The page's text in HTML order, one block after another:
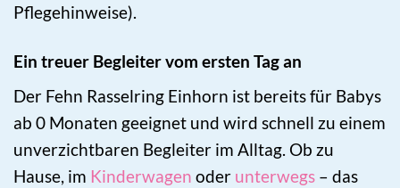
Pflegehinweise).
Ein treuer Begleiter vom ersten Tag an
Der Fehn Rasselring Einhorn ist bereits für Babys
ab 0 Monaten geeignet und wird schnell zu einem
unverzichtbaren Begleiter im Alltag. Ob zu
Hause, im Kinderwagen oder unterwegs – das